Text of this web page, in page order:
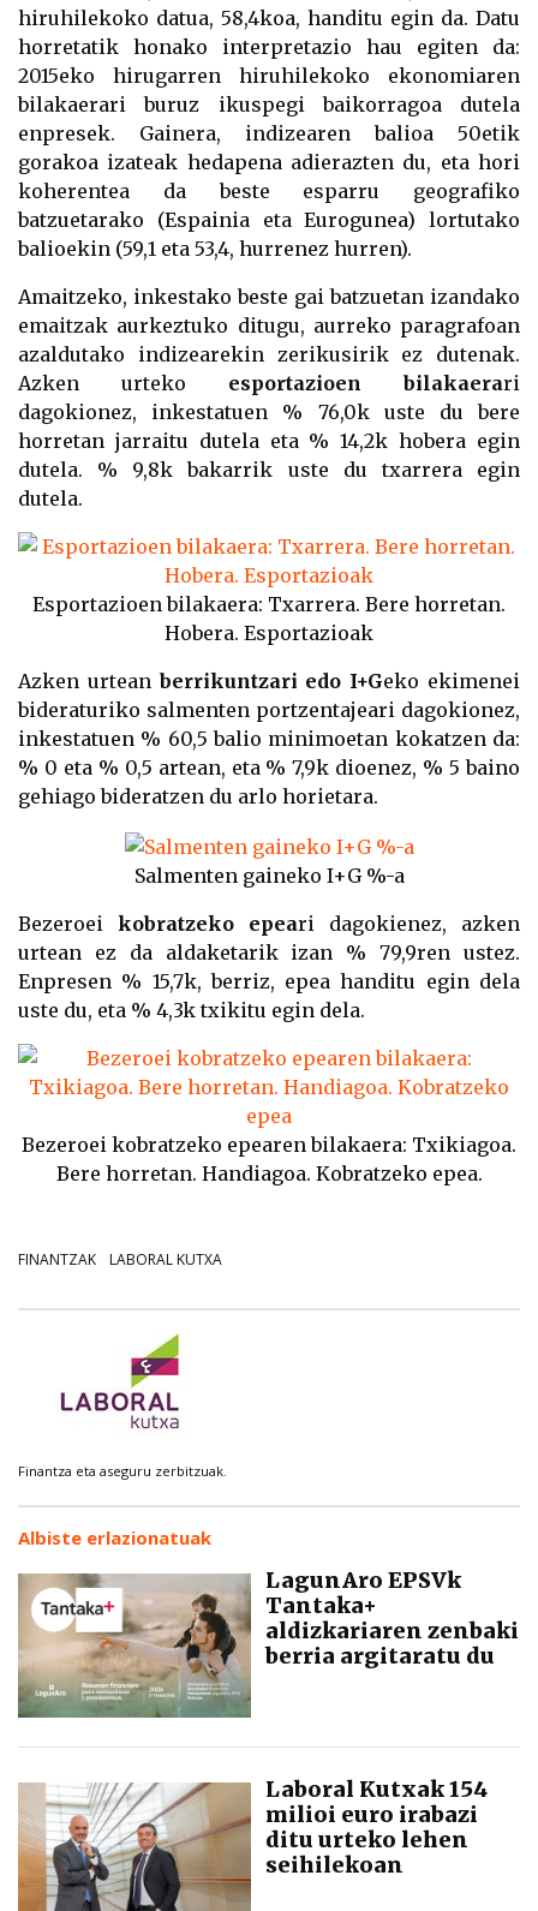
hiruhilekoko datua, 58,4koa, handitu egin da. Datu
horretatik honako interpretazio hau egiten da:
2015eko hirugarren hiruhilekoko ekonomiaren
bilakaerari buruz ikuspegi baikorragoa dutela
enpresek. Gainera, indizearen balioa 50etik
gorakoa izateak hedapena adierazten du, eta hori
koherentea da beste esparru geografiko
batzuetarako (Espainia eta Eurogunea) lortutako
balioekin (59,1 eta 53,4, hurrenez hurren).
Amaitzeko, inkestako beste gai batzuetan izandako
emaitzak aurkeztuko ditugu, aurreko paragrafoan
azaldutako indizearekin zerikusirik ez dutenak.
Azken urteko esportazioen bilakaerari
dagokionez, inkestatuen % 76,0k uste du bere
horretan jarraitu dutela eta % 14,2k hobera egin
dutela. % 9,8k bakarrik uste du txarrera egin
dutela.
Esportazioen bilakaera: Txarrera. Bere horretan.
Hobera. Esportazioak
Azken urteanberrikuntzari edo I+Geko ekimenei
bideraturiko salmenten portzentajeari dagokionez,
inkestatuen % 60,5 balio minimoetan kokatzen da:
% 0 eta % 0,5 artean, eta % 7,9k dioenez, % 5 baino
gehiago bideratzen du arlo horietara.
Salmenten gaineko I+G %-a
Bezeroei kobratzeko epeari dagokienez, azken
urtean ez da aldaketarik izan % 79,9ren ustez.
Enpresen % 15,7k, berriz, epea handitu egin dela
uste du, eta % 4,3k txikitu egin dela.
Bezeroei kobratzeko epearen bilakaera: Txikiagoa.
Bere horretan. Handiagoa. Kobratzeko epea.
FINANTZAK LABORAL KUTXA
Finantza eta aseguru zerbitzuak.
Albiste erlazionatuak
LagunAro EPSVk
Tantaka+
aldizkariaren zenbaki
berria argitaratu du
Laboral Kutxak 154
milioi euro irabazi
ditu urteko lehen
seihilekoan